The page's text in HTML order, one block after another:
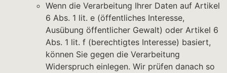
Wenn die Verarbeitung Ihrer Daten auf Artikel
6 Abs. 1 lit. e (öffentliches Interesse,
Ausübung öffentlicher Gewalt) oder Artikel 6
Abs. 1 lit. f (berechtigtes Interesse) basiert,
können Sie gegen die Verarbeitung
Widerspruch einlegen. Wir prüfen danach so